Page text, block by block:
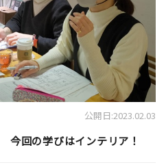
公開日:2023.02.03
回の学びはインテリア！